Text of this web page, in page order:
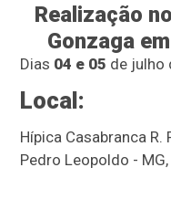
Realização
Gonzaga
Dias 04 e 05 de julho
Local:
Hípica Casabranca R.
Pedro Leopoldo -